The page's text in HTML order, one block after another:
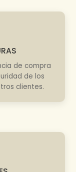
de compra
de los
clientes.